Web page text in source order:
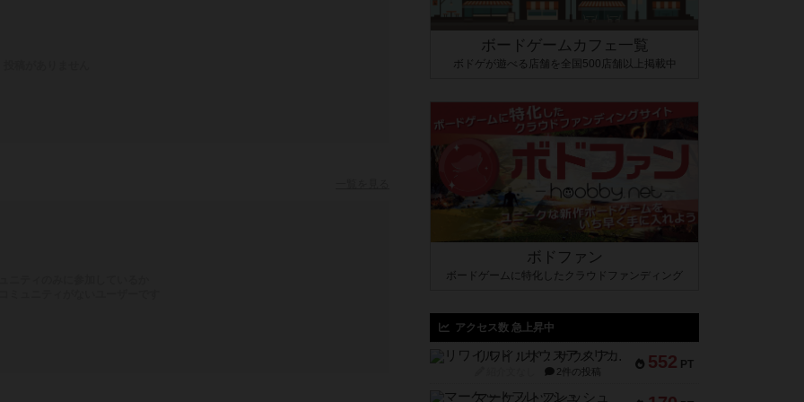
ボードゲームカフェ一覧
ボドゲが遊べる店舗を全国500店舗以上掲載中
ボドファン
ボードゲームに特化したクラウドファンディング
アクセス数 急上昇中
552 PT
リワイルド：サウスアメリカ
2件の投稿
マーケットフレッシュ